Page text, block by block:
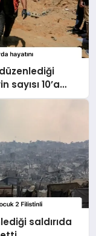
sayısı 10’a
saldırıda